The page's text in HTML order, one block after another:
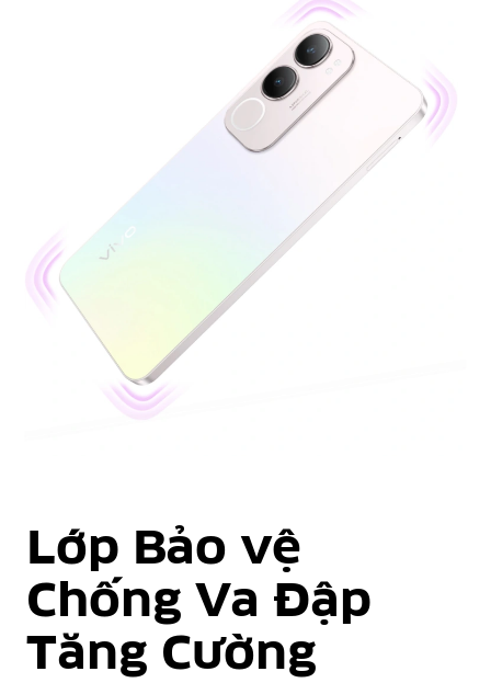
Lớp Bảo vệ
Chống Va Đập
Tăng Cường